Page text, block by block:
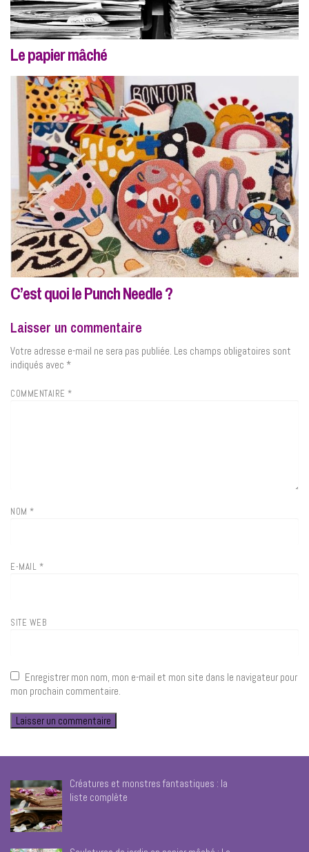
Le papier mâché
C’est quoi le Punch Needle ?
Laisser un commentaire
Votre adresse e-mail ne sera pas publiée. Les champs obligatoires sont
indiqués avec *
COMMENTAIRE *
NOM *
E-MAIL *
SITE WEB
Enregistrer mon nom, mon e-mail et mon site dans le navigateur pour
mon prochain commentaire.
Créatures et monstres fantastiques : la
liste complète